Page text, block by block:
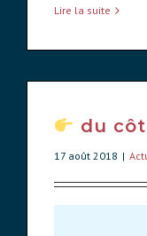
Lire la suite
du
17 août 2018 |